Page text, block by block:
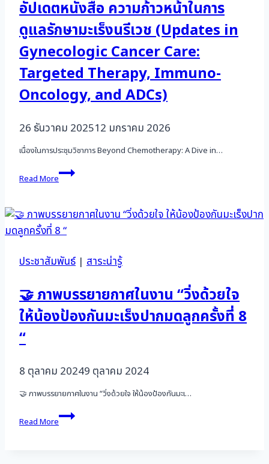
อัปเดตหนังสือ ความก้าวหน้าในการ
ดูแลรักษามะเร็งนรีเวช (Updates in
Gynecologic Cancer Care:
Targeted Therapy, Immuno-
Oncology, and ADCs)
26 ธันวาคม 202512 มกราคม 2026
เนื่องในการประชุมวิชาการ Beyond Chemotherapy: A Dive in…
Read More
อัปเดต
หนังสือ
ใน
การ
รักษา
มะเร็ง
(Updates
in
Gynecologic
Cancer
Immuno-
and
ADCs)
ประชาสัมพันธ์| สาระน่ารู้
🤝 ภาพบรรยายกาศในงาน “วิ่งด้วยใจ
ให้น้องป้องกันมะเร็งปากมดลูกครั้งที่ 8
“
8 ตุลาคม 20249 ตุลาคม 2024
🤝 ภาพบรรยายกาศในงาน “วิ่งด้วยใจ ให้น้องป้องกันมะเ…
Read More
🤝
ภาพ